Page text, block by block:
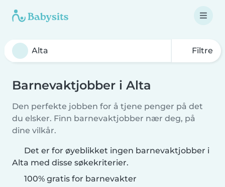
Filtre
Barnevaktjobber i Alta
Den perfekte jobben for å tjene penger på det
du elsker. Finn barnevaktjobber nær deg, på
dine vilkår.
Det er for øyeblikket ingen barnevaktjobber i
Alta med disse søkekriterier.
100% gratis for barnevakter